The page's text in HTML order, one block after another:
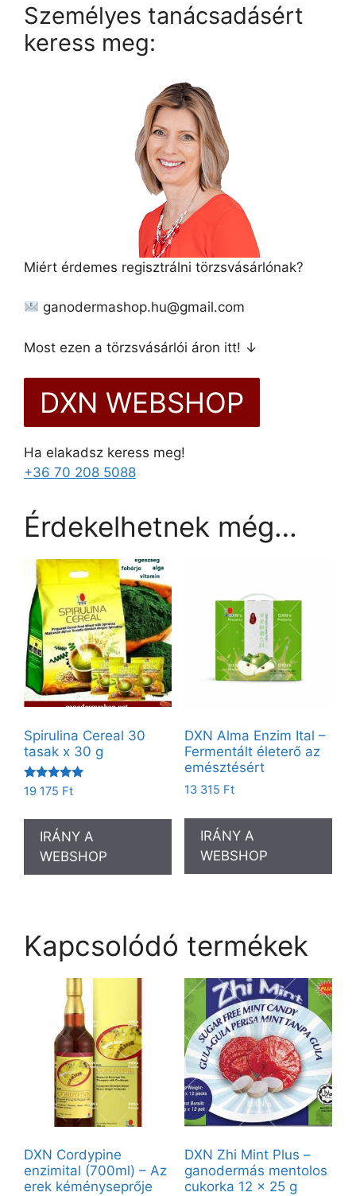
Személyes tanácsadásért
keress meg:
Miért érdemes regisztrálni törzsvásárlónak?
ganodermashop.hu@gmail.com
Most ezen a törzsvásárlói áron itt! ↓
DXN WEBSHOP
Ha elakadsz keress meg!
+36 70 208 5088
Érdekelhetnek még…
Spirulina Cereal 30
tasak x 30 g
Értékelés:
19 175 Ft
IRÁNY A
WEBSHOP
DXN Alma Enzim Ital –
Fermentált életerő az
emésztésért
13 315 Ft
IRÁNY A
WEBSHOP
Kapcsolódó termékek
DXN Cordypine
enzimital (700ml) – Az
erek kéményseprője
DXN Zhi Mint Plus –
ganodermás mentolos
cukorka 12 x 25 g